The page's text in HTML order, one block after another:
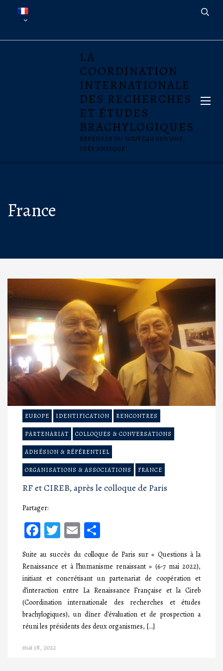
LA
COORDINATION
INTERNATIONALE
DES RECHERCHES
ET ÉTUDES
BRACHYLOGIQUES
REPENSER DU NOUVEAU SUR UNE
IDÉE ANTIQUE
France
EUROPE IDENTIFICATION RENCONTRES
PARTENARIAT COLLOQUES & CONVERSATIONS
ADHÉSION & RÉFÉRENTIEL
ORGANISATIONS & ASSOCIATIONS FRANCE
RF et CIREB, après le colloque de Paris
Partager:
Facebook
Twitter
Email
Suite au succès du colloque de Paris sur « Questions à la
Renaissance et à l’humanisme renaissant » (6-7 mai 2022),
initiant et concrétisant un partenariat de coopération et
d’interaction entre La Renaissance Française et la Cireb
(Coordination internationale des recherches et études
brachylogiques), un dîner d’évaluation et de prospection a
réuni les présidents des deux organismes, […]
mai 18, 2022